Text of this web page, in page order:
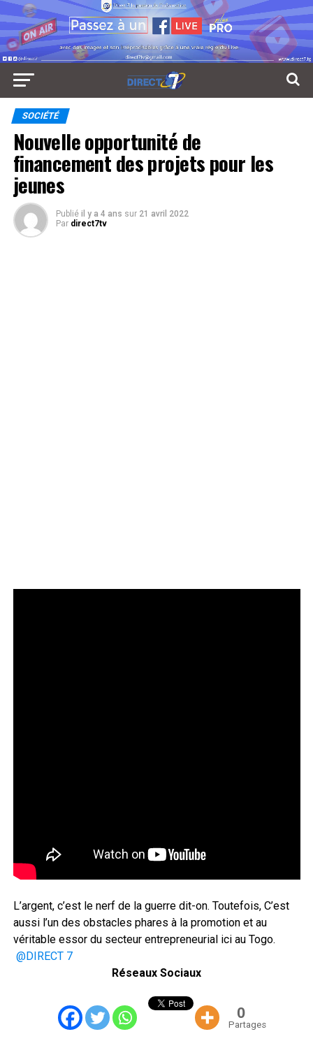
SOCIÉTÉ
Nouvelle opportunité de
financement des projets pour les
jeunes
Publié il y a 4 ans sur 21 avril 2022
Par direct7tv
L’argent, c’est le nerf de la guerre dit-on. Toutefois, C’est
aussi l’un des obstacles phares à la promotion et au
véritable essor du secteur entrepreneurial ici au Togo.
@DIRECT 7
Réseaux Sociaux
0
Partages